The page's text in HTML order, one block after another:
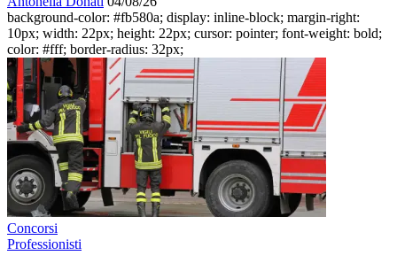
background-color: #fb580a; display: inline-block; margin-right:
10px; width: 22px; height: 22px; cursor: pointer; font-weight: bold;
color: #fff; border-radius: 32px;
Concorsi
Professionisti